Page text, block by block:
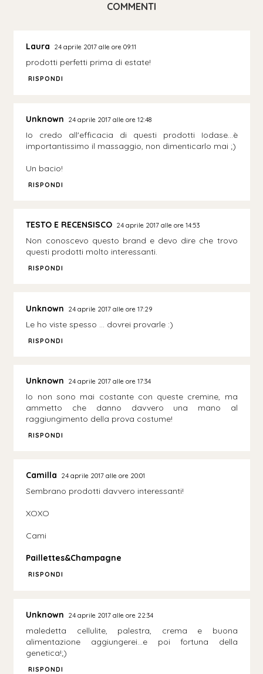
COMMENTI
Laura 24 aprile 2017 alle ore 09:11
prodotti perfetti prima di estate!
RISPONDI
Unknown 24 aprile 2017 alle ore 12:48
Io credo all'efficacia di questi prodotti Iodase...è
importantissimo il massaggio, non dimenticarlo mai ;)
Un bacio!
RISPONDI
TESTO E RECENSISCO 24 aprile 2017 alle ore 14:53
Non conoscevo questo brand e devo dire che trovo
questi prodotti molto interessanti.
RISPONDI
Unknown 24 aprile 2017 alle ore 17:29
Le ho viste spesso ... dovrei provarle :)
RISPONDI
Unknown 24 aprile 2017 alle ore 17:34
Io non sono mai costante con queste cremine, ma
ammetto che danno davvero una mano al
raggiungimento della prova costume!
RISPONDI
Camilla 24 aprile 2017 alle ore 20:01
Sembrano prodotti davvero interessanti!
XOXO
Cami
Paillettes&Champagne
RISPONDI
Unknown 24 aprile 2017 alle ore 22:34
maledetta cellulite, palestra, crema e buona
alimentazione aggiungerei...e poi fortuna della
genetica!;)
RISPONDI